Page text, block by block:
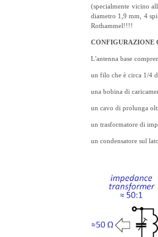
(specialmente vicino
diametro 1,9 mm, 4
Rothammel!!!!
CONFIGURAZIONE
L'antenna base
un filo che è circa 1/4
una bobina di
un cavo di prolunga
un trasformatore di
un condensatore sul